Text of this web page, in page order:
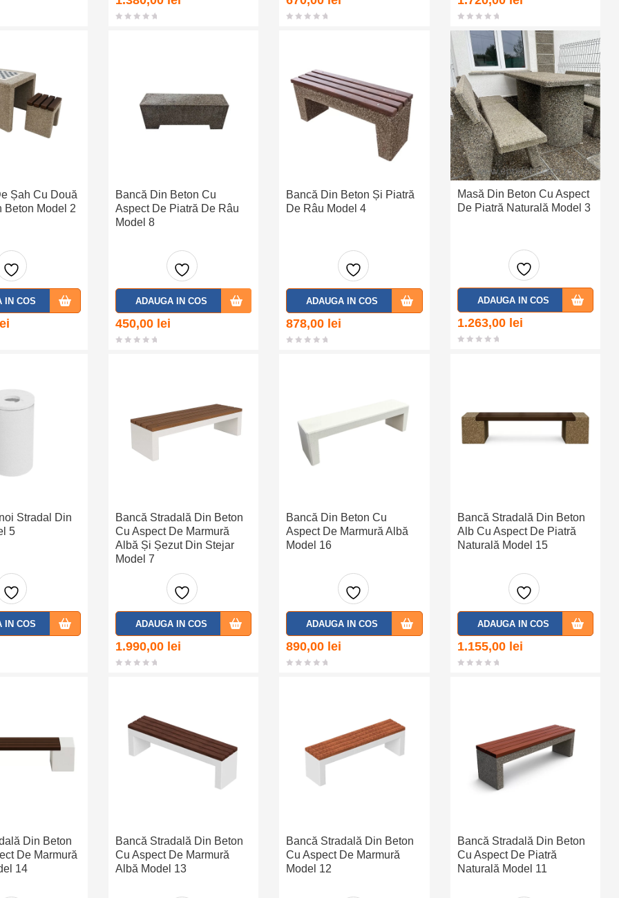
e
Șah Cu Două
Beton Model 2
a la
IN COS
Bancă Din Beton Cu
Aspect De Piatră De Râu
Model 8
Adaug
ADAUGA IN COS
450,00 lei
Bancă Din Beton Și Piatră
De Râu Model 4
Adaug
ADAUGA IN COS
878,00 lei
Masă Din Beton Cu Aspect
De Piatră Naturală Model 3
Adaug
a la
ADAUGA IN COS
1.263,00 lei
Stradal Din
5
IN COS
Bancă Stradală Din Beton
Cu Aspect De Marmură
Albă Și Șezut Din Stejar
Model 7
Adaug
a la
ADAUGA IN COS
1.990,00 lei
Bancă Din Beton Cu
Aspect De Marmură Albă
Model 16
Adaug
ADAUGA IN COS
890,00 lei
Bancă Stradală Din Beton
Alb Cu Aspect De Piatră
Naturală Model 15
Adaug
a la
ADAUGA IN COS
1.155,00 lei
Din Beton
De Marmură
14
Bancă Stradală Din Beton
Cu Aspect De Marmură
Albă Model 13
Bancă Stradală Din Beton
Cu Aspect De Marmură
Model 12
Bancă Stradală Din Beton
Cu Aspect De Piatră
Naturală Model 11